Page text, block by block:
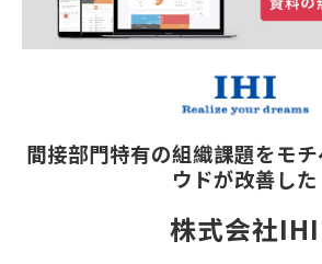
お役立ち資料
コラム記事
組織人事メディア
間接部門特有の組織課題をモ
ウドが改善した
株式会社IHI